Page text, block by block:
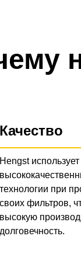
Качество
Hengst использует
технологии при
своих фильтров,
высокую
долговечность.